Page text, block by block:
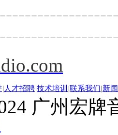
| 人才招聘|技术培训 |联系我们|新
广州宏